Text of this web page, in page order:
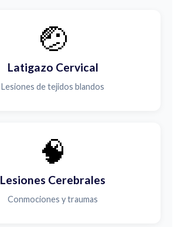
🤕
Latigazo Cervical
Lesiones de tejidos blandos
🧠
Lesiones Cerebrales
Conmociones y traumas